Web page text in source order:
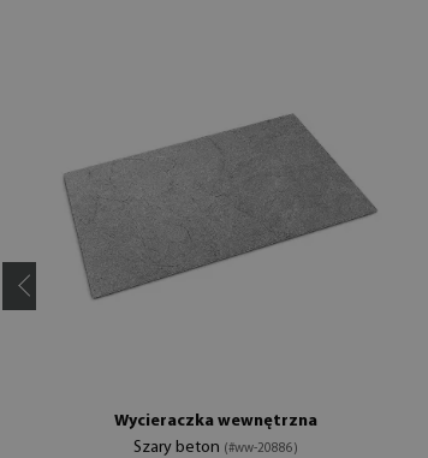
Wycieraczka wewnętrzna
Szary beton (#ww-20886)